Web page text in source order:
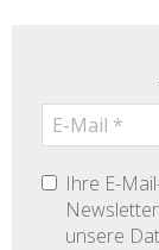
Ihre E-
unsere